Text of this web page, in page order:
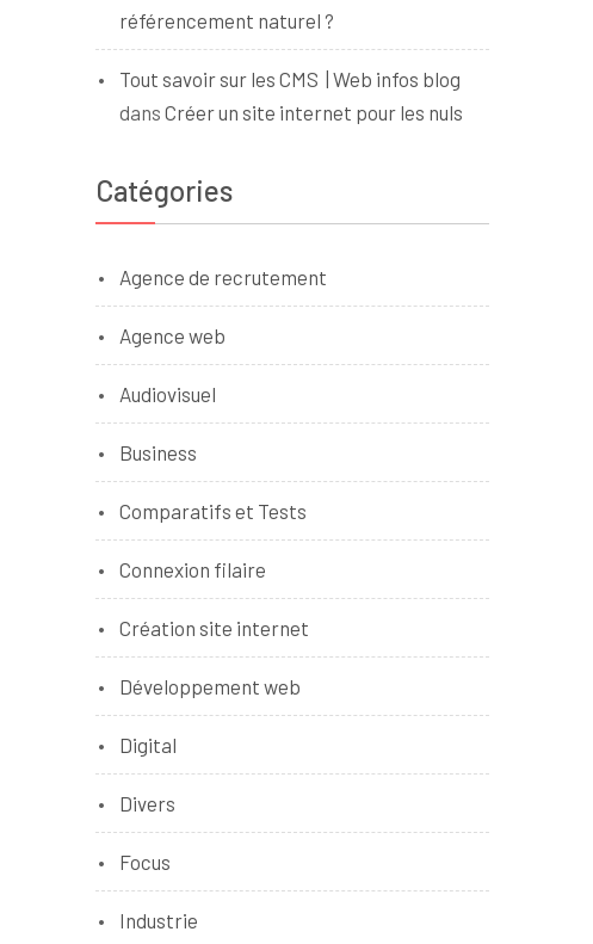
référencement naturel ?
Tout savoir sur les CMS | Web infos blog
dans Créer un site internet pour les nuls
Catégories
Agence de recrutement
Agence web
Audiovisuel
Business
Comparatifs et Tests
Connexion filaire
Création site internet
Développement web
Digital
Divers
Focus
Industrie